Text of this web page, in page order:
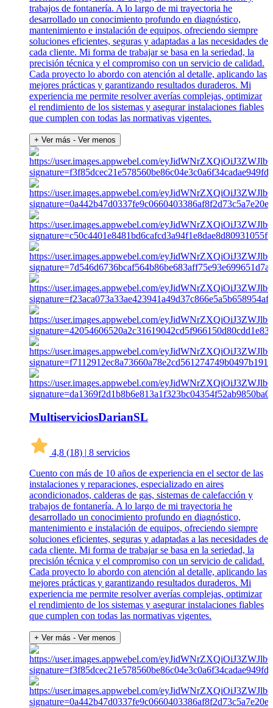
trabajos de fontanería. A lo largo de mi trayectoria he
desarrollado un conocimiento profundo en diagnóstico,
mantenimiento e instalación de equipos, ofreciendo siempre
soluciones eficientes, seguras y adaptadas a las necesidades de
cada cliente. Mi forma de trabajar se basa en la seriedad, la
precisión técnica y el compromiso con un servicio de calidad.
Cada proyecto lo abordo con atención al detalle, aplicando las
mejores prácticas y garantizando resultados duraderos. Mi
experiencia me permite resolver averías complejas, optimizar
el rendimiento de los sistemas y asegurar instalaciones fiables
que cumplen con todas las normativas vigentes.
+ Ver más - Ver menos
MultiserviciosDarianSL
4,8 (18) | 8 servicios
Cuento con más de 10 años de experiencia en el sector de las
instalaciones y reparaciones, especializado en aires
acondicionados, calderas de gas, sistemas de calefacción y
trabajos de fontanería. A lo largo de mi trayectoria he
desarrollado un conocimiento profundo en diagnóstico,
mantenimiento e instalación de equipos, ofreciendo siempre
soluciones eficientes, seguras y adaptadas a las necesidades de
cada cliente. Mi forma de trabajar se basa en la seriedad, la
precisión técnica y el compromiso con un servicio de calidad.
Cada proyecto lo abordo con atención al detalle, aplicando las
mejores prácticas y garantizando resultados duraderos. Mi
experiencia me permite resolver averías complejas, optimizar
el rendimiento de los sistemas y asegurar instalaciones fiables
que cumplen con todas las normativas vigentes.
+ Ver más - Ver menos